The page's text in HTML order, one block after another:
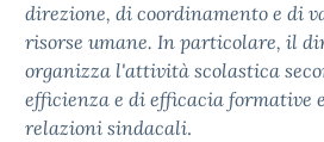
direzione, di coordinamento e di
risorse umane. In particolare, il
organizza l'attività scolastica
efficienza e di efficacia formative
relazioni sindacali.